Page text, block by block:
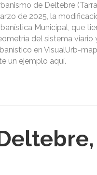
de Deltebre
de 2025, la
Municipal, que
del sistema viario
en VisualUrb-
un ejemplo aquí.